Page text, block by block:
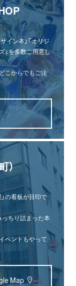
イン本」「オリジ
」を多数ご用意し
こからでもご注
）
の看板が目印で
っちり詰まった本
ベントもやって
Map